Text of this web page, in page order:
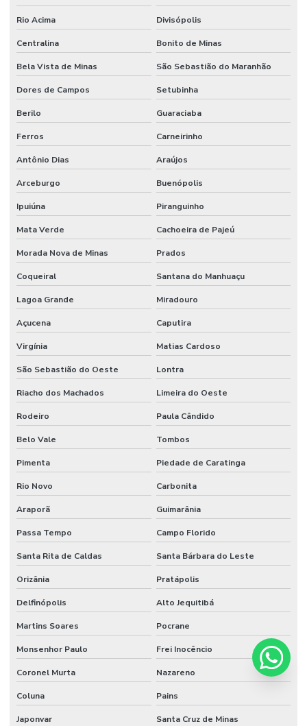
Rio Acima Divisópolis
Centralina Bonito de Minas
Bela Vista de Minas São Sebastião do Maranhão
Dores de Campos Setubinha
Berilo Guaraciaba
Ferros Carneirinho
Antônio Dias Araújos
Arceburgo Buenópolis
Ipuiúna Piranguinho
Mata Verde Cachoeira de Pajeú
Morada Nova de Minas Prados
Coqueiral Santana do Manhuaçu
Lagoa Grande Miradouro
Açucena Caputira
Virgínia Matias Cardoso
São Sebastião do Oeste Lontra
Riacho dos Machados Limeira do Oeste
Rodeiro Paula Cândido
Belo Vale Tombos
Pimenta Piedade de Caratinga
Rio Novo Carbonita
Araporã Guimarânia
Passa Tempo Campo Florido
Santa Rita de Caldas Santa Bárbara do Leste
Orizânia Pratápolis
Delfinópolis Alto Jequitibá
Martins Soares Pocrane
Monsenhor Paulo Frei Inocêncio
Coronel Murta Nazareno
Coluna Pains
Japonvar Santa Cruz de Minas